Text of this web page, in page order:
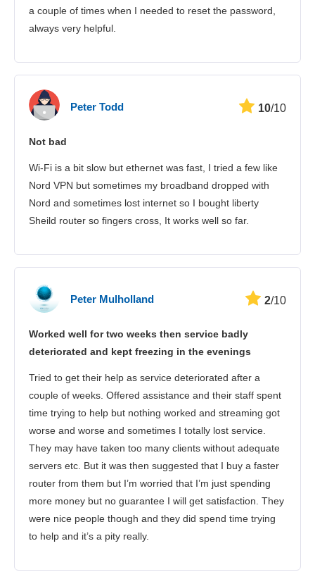
a couple of times when I needed to reset the password,
always very helpful.
Peter Todd 10/10
Not bad
Wi-Fi is a bit slow but ethernet was fast, I tried a few like
Nord VPN but sometimes my broadband dropped with
Nord and sometimes lost internet so I bought liberty
Sheild router so fingers cross, It works well so far.
Peter Mulholland 2/10
Worked well for two weeks then service badly
deteriorated and kept freezing in the evenings
Tried to get their help as service deteriorated after a
couple of weeks. Offered assistance and their staff spent
time trying to help but nothing worked and streaming got
worse and worse and sometimes I totally lost service.
They may have taken too many clients without adequate
servers etc. But it was then suggested that I buy a faster
router from them but I’m worried that I’m just spending
more money but no guarantee I will get satisfaction. They
were nice people though and they did spend time trying
to help and it’s a pity really.